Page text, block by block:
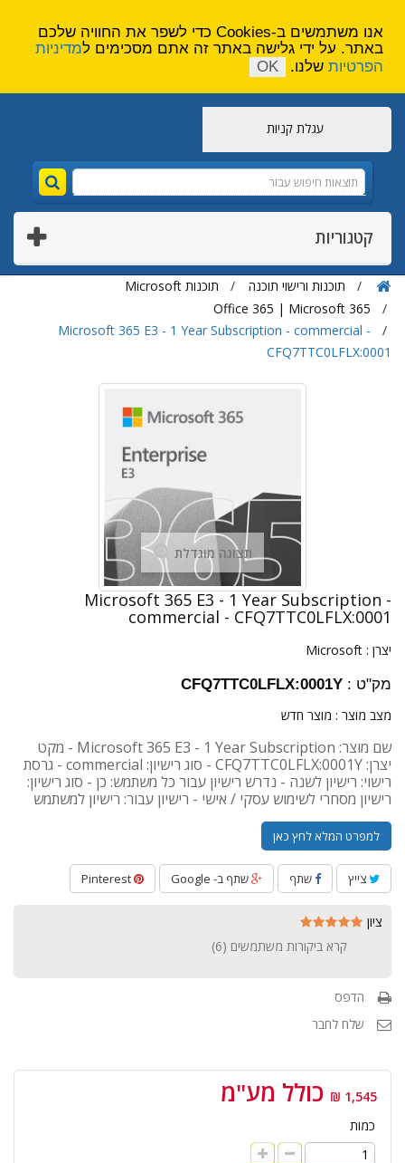
עגלת קניות
קטגוריות
תוכנות ורישוי תוכנה
תוכנות Microsoft
Office 365 | Microsoft 365
Microsoft 365 E3 - 1 Year Subscription - commercial -
CFQ7TTC0LFLX:0001
תצוגה מוגדלת
Microsoft 365 E3 - 1 Year Subscription -
commercial - CFQ7TTC0LFLX:0001
יצרן : Microsoft
מק"ט : CFQ7TTC0LFLX:0001Y
מצב מוצר : מוצר חדש
שם מוצר: Microsoft 365 E3 - 1 Year Subscription - מקט
יצרן: CFQ7TTC0LFLX:0001Y - סוג רישיון: commercial - גרסת
רישוי: רישיון לשנה - נדרש רישיון עבור כל משתמש: כן - סוג רישיון:
רישיון מסחרי לשימוש עסקי / אישי - רישיון עבור: רישיון למשתמש
למפרט המלא לחץ כאן
צייץ שתף שתף ב- Google
ציון
קרא ביקורות משתמשים (6
)
הדפס
שלח לחבר
1,545 ₪ כולל מע"מ
כמות
אנו משתמשים ב-Cookies כדי לשפר את החוויה שלכם
באתר. על ידי גלישה באתר זה אתם מסכימים למדיניות
הפרטיות שלנו. OK